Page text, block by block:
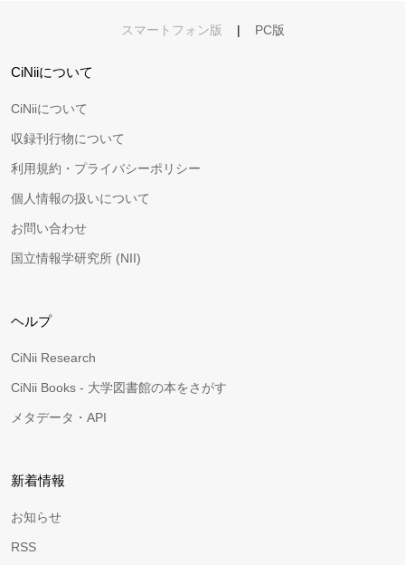
スマートフォン版 | PC版
CiNiiについて
CiNiiについて
収録刊行物について
利用規約・プライバシーポリシー
個人情報の扱いについて
お問い合わせ
国立情報学研究所 (NII)
ヘルプ
CiNii Research
CiNii Books - 大学図書館の本をさがす
メタデータ・API
新着情報
お知らせ
RSS